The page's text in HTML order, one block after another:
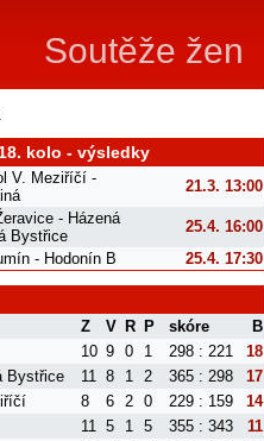
Soutěže žen
kolo - výsledky
V. Meziříčí -
21.3. 13:00
- Házená
Bystřice
25.4. 16:00
- Hodonín B
25.4. 17:30
Z V R P skóre
B
10 9 0 1 298 : 221
18
Bystřice 11 8 1 2 365 : 298
17
8 6 2 0 229 : 159
14
11 5 1 5 355 : 343
11